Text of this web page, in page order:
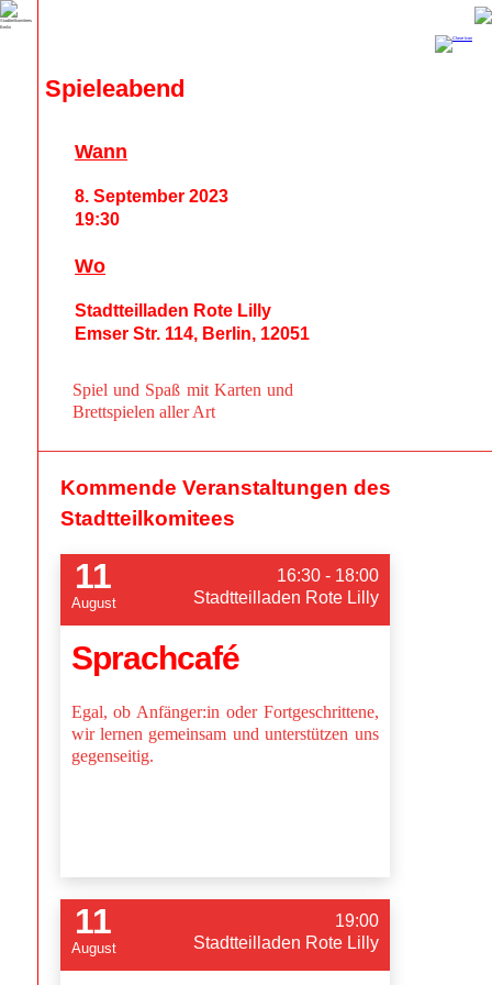
Spieleabend
Spiel und Spaß mit Karten und
Brettspielen aller Art
Wann
8. September 2023
19:30
Wo
Stadtteilladen Rote Lilly
Emser Str. 114, Berlin, 12051
Kommende Veranstaltungen des
Stadtteilkomitees
11
August
16:30 - 18:00
Stadtteilladen Rote Lilly
Sprachcafé
Egal, ob Anfänger:in oder Fortgeschrittene,
wir lernen gemeinsam und unterstützen uns
gegenseitig.
11
August
19:00
Stadtteilladen Rote Lilly